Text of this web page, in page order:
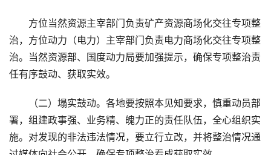
方位当然资源主宰部门负责矿产资源商场化交往专项整
治，方位动力（电力）主宰部门负责电力商场化交往专项整
治。当然资源部、国度动力局要加强提示，确保专项整治责
任有序鼓动、获取实效。
（二）塌实鼓动。各地要按照本见知要求，慎重动员部
署，组建政事强、业务精、魄力正的责任队伍，全心组织实
施。对发现的非法违法情况，要立行立改，并将整治情况通